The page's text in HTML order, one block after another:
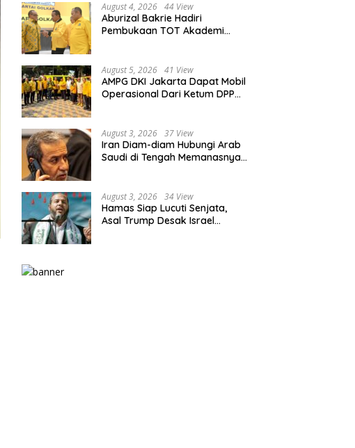
August 4, 2026 44 View
Aburizal Bakrie Hadiri
Pembukaan TOT Akademi
Berkualitas
August 5, 2026 41 View
AMPG DKI Jakarta Dapat Mobil
Operasional Dari Ketum DPP
August 3, 2026 37 View
Iran Diam-diam Hubungi Arab
Saudi di Tengah Memanasnya
August 3, 2026 34 View
Hamas Siap Lucuti Senjata,
Asal Trump Desak Israel